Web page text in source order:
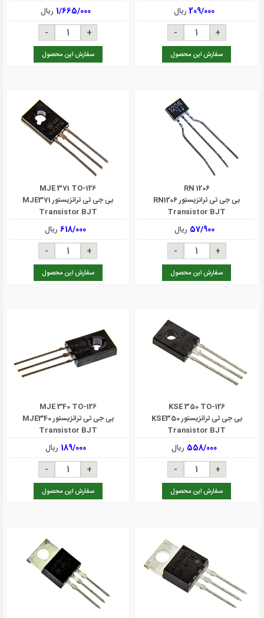
209/000ریال
سفارش این محصول
1/665/000 ریال
سفارش این محصول
RN 1206
بی جی تی ترانزیستور RN1206
Transistor BJT
57/900 ریال
سفارش این محصول
MJE 371 TO-126
بی جی تی ترانزیستور MJE371
Transistor BJT
618/000ریال
سفارش این محصول
KSE 350 TO-126
بی جی تی ترانزیستور KSE350
Transistor BJT
558/000 ریال
سفارش این محصول
MJE 340 TO-126
بی جی تی ترانزیستور MJE340
Transistor BJT
189/000 ریال
سفارش این محصول